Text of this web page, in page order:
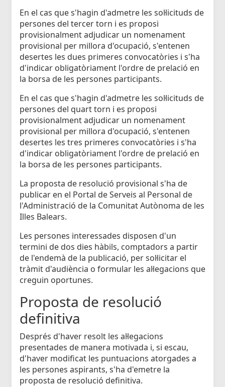
En el cas que s'hagin d'admetre les sol·licituds de
persones del tercer torn i es proposi
provisionalment adjudicar un nomenament
provisional per millora d'ocupació, s'entenen
desertes les dues primeres convocatòries i s'ha
d'indicar obligatòriament l'ordre de prelació en
la borsa de les persones participants.
En el cas que s'hagin d'admetre les sol·licituds de
persones del quart torn i es proposi
provisionalment adjudicar un nomenament
provisional per millora d'ocupació, s'entenen
desertes les tres primeres convocatòries i s'ha
d'indicar obligatòriament l'ordre de prelació en
la borsa de les persones participants.
La proposta de resolució provisional s'ha de
publicar en el Portal de Serveis al Personal de
l'Administració de la Comunitat Autònoma de les
Illes Balears.
Les persones interessades disposen d'un
termini de dos dies hàbils, comptadors a partir
de l'endemà de la publicació, per sol·licitar el
tràmit d'audiència o formular les al·legacions que
creguin oportunes.
Proposta de resolució
definitiva
Després d'haver resolt les al·legacions
presentades de manera motivada i, si escau,
d'haver modificat les puntuacions atorgades a
les persones aspirants, s'ha d'emetre la
proposta de resolució definitiva.